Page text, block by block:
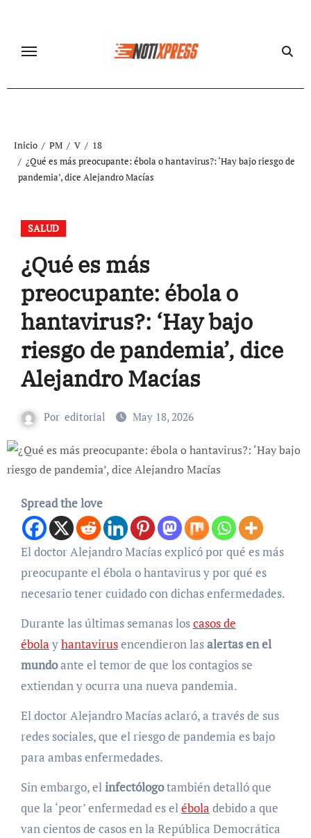
contenido
Inicio PM V
18
¿Qué es más preocupante: ébola o hantavirus?: ‘Hay bajo riesgo de
pandemia’, dice Alejandro Macías
SALUD
¿Qué es más
preocupante: ébola o
hantavirus?: ‘Hay bajo
riesgo de pandemia’, dice
Alejandro Macías
Por editorial May 18, 2026
Spread the love
El doctor Alejandro Macías explicó por qué es más
preocupante el ébola o hantavirus y por qué es
necesario tener cuidado con dichas enfermedades.
Durante las últimas semanas loscasos de
ébola yhantavirusencendieron lasalertas en el
mundoante el temor de que los contagios se
extiendan y ocurra una nueva pandemia.
El doctor Alejandro Macías aclaró, a través de sus
redes sociales, que el riesgo de pandemia es bajo
para ambas enfermedades.
Sin embargo, elinfectólogotambién detalló que
que la ‘peor’ enfermedad es elébola debido a que
van cientos de casos en la República Democrática